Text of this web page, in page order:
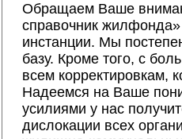
Обращаем Ваше
справочник
инстанции. Мы
базу. Кроме того, с
всем корректировкам,
Надеемся на Ваше
усилиями у нас
дислокации всех